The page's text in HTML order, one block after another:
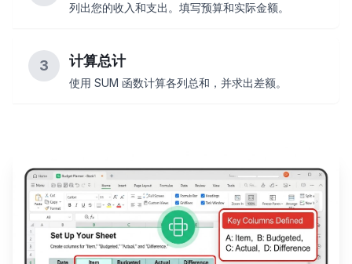
列出您的收入和支出。填写预算和实际金额。
3 计算总计
使用 SUM 函数计算各列总和，并求出差额。